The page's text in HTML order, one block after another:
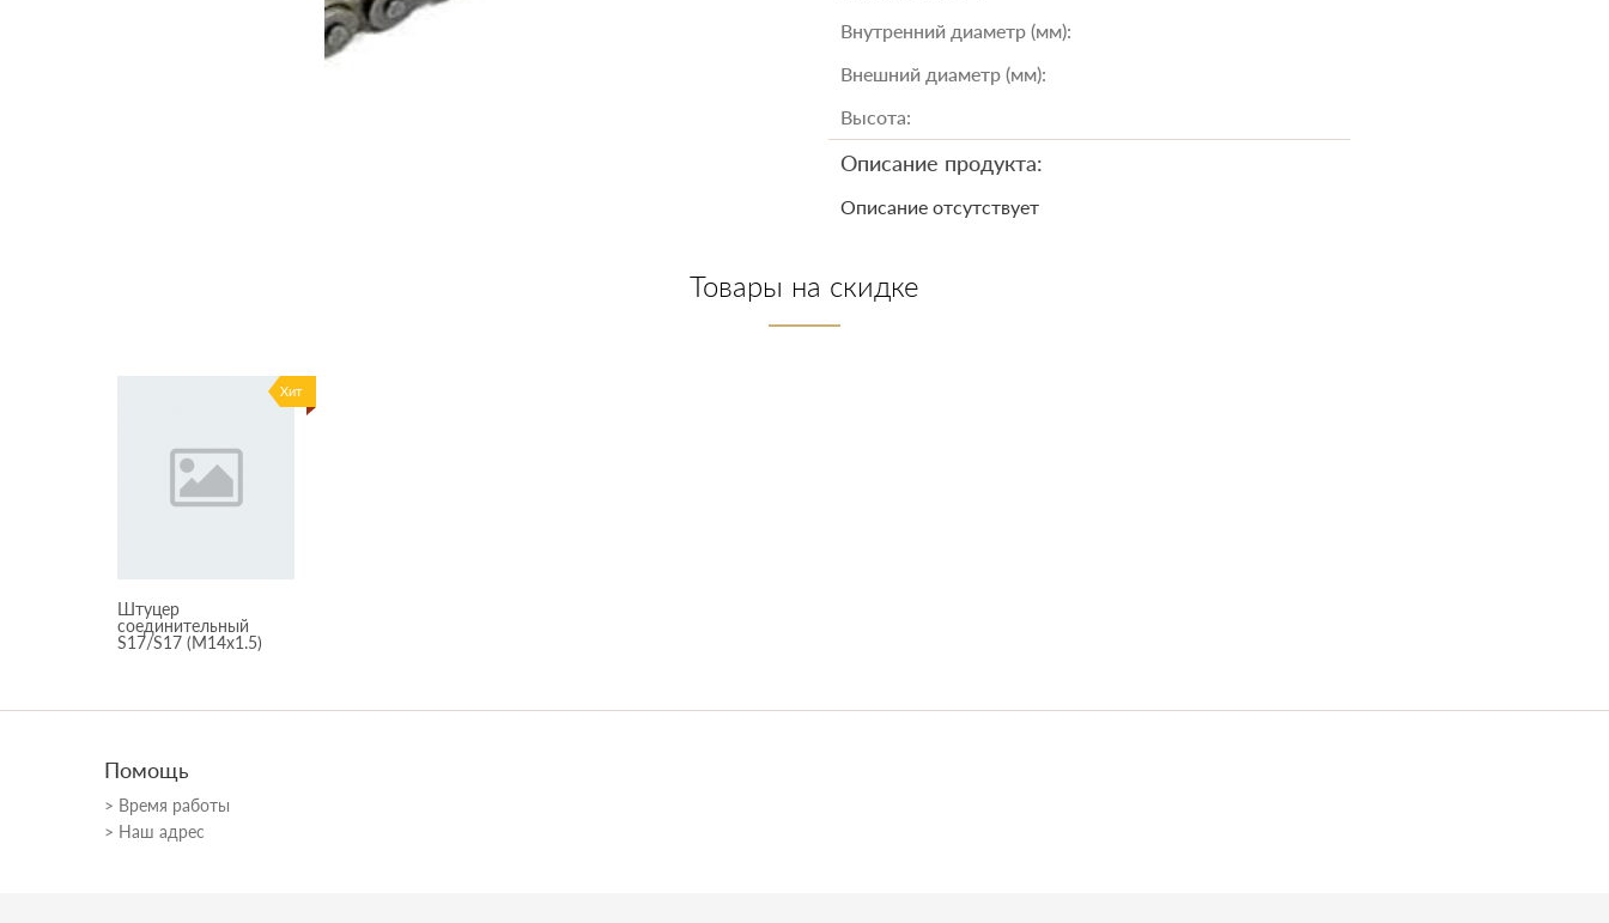
Внутренний диаметр (мм):
Внешний диаметр (мм):
Высота:
Описание продукта:
Описание отсутствует
Товары на скидке
Штуцер
соединительный
S17/S17 (M14x1.5)
Хит
Помощь
Время работы
Наш адрес